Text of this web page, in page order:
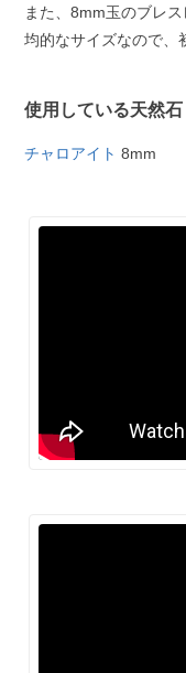
また、8mm玉のブレ
均的なサイズなので、
使用している天然石
チャロアイト 8mm